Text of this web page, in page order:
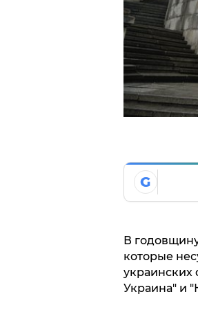
G
В
которые
украинских
Украина" и